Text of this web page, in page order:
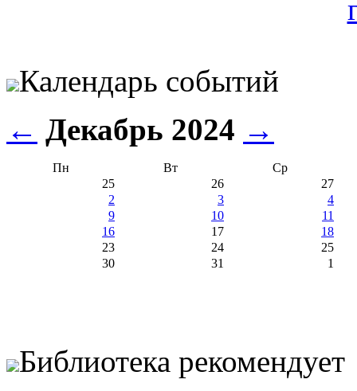
Календарь событий
← Декабрь 2024 →
Пн Вт
Ср
25
26
27
2
3
4
9
10
11
16
17
18
23
24
25
30
31 1
Библиотека рекомендует